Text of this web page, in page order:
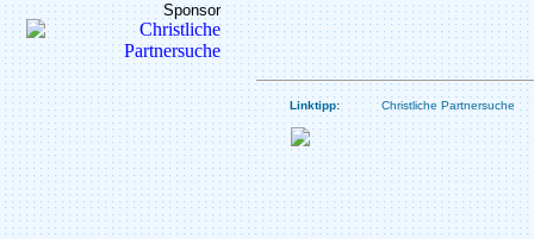
Sponsor
Linktipp: Christliche Partnersuche